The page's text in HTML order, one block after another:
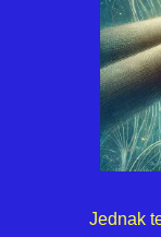
Jednak